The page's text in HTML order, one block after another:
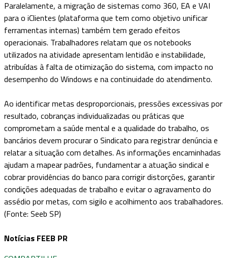
Paralelamente, a migração de sistemas como 360, EA e VAI
para o iClientes (plataforma que tem como objetivo unificar
ferramentas internas) também tem gerado efeitos
operacionais. Trabalhadores relatam que os notebooks
utilizados na atividade apresentam lentidão e instabilidade,
atribuídas à falta de otimização do sistema, com impacto no
desempenho do Windows e na continuidade do atendimento.
Ao identificar metas desproporcionais, pressões excessivas por
resultado, cobranças individualizadas ou práticas que
comprometam a saúde mental e a qualidade do trabalho, os
bancários devem procurar o Sindicato para registrar denúncia e
relatar a situação com detalhes. As informações encaminhadas
ajudam a mapear padrões, fundamentar a atuação sindical e
cobrar providências do banco para corrigir distorções, garantir
condições adequadas de trabalho e evitar o agravamento do
assédio por metas, com sigilo e acolhimento aos trabalhadores.
(Fonte: Seeb SP)
Notícias FEEB PR